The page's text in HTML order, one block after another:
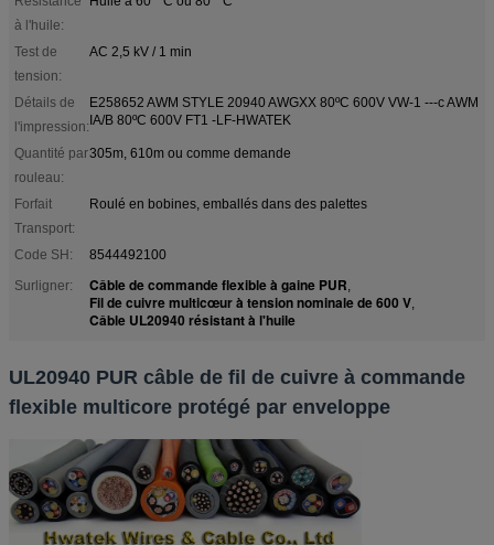
à l'huile:
Test de
tension:
AC 2,5 kV / 1 min
Détails de
l'impression:
E258652 AWM STYLE 20940 AWGXX 80ºC 600V VW-1 ---c AWM
IA/B 80ºC 600V FT1 -LF-HWATEK
Quantité par
rouleau:
305m, 610m ou comme demande
Forfait
Transport:
Roulé en bobines, emballés dans des palettes
Code SH:
8544492100
Surligner:
Câble de commande flexible à gaine PUR,
Fil de cuivre multicœur à tension nominale de 600 V,
Câble UL20940 résistant à l'huile
UL20940 PUR câble de fil de cuivre à commande
flexible multicore protégé par enveloppe